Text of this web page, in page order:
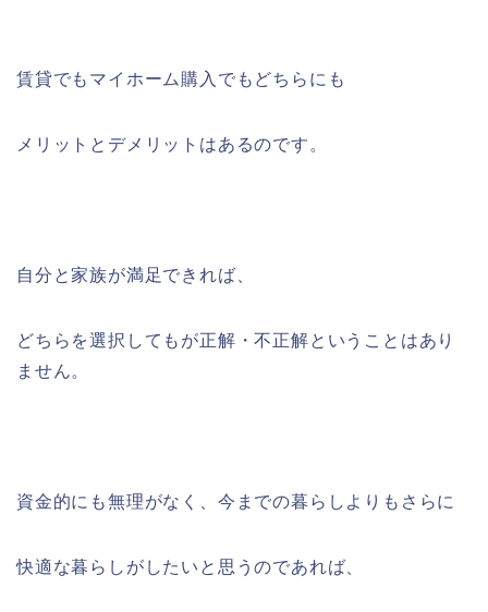
賃貸でもマイホーム購入でもどちらにも
メリットとデメリットはあるのです。
自分と家族が満足できれば、
どちらを選択してもが正解・不正解ということはあり
ません。
資金的にも無理がなく、今までの暮らしよりもさらに
快適な暮らしがしたいと思うのであれば、